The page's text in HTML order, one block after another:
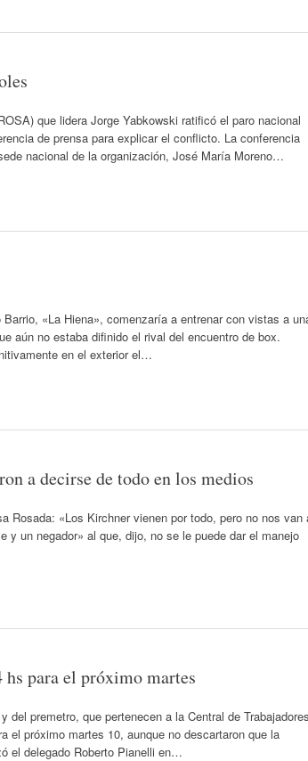
que lidera Jorge Yabkowski ratificó el paro nacional
de prensa para explicar el conflicto. La conferencia
nacional de la organización, José María Moreno…
«La Hiena», comenzaría a entrenar con vistas a
aún no estaba difinido el rival del encuentro de box.
en el exterior el…
a decirse de todo en los medios
Rosada: «Los Kirchner vienen por todo, pero no nos van
y un negador» al que, dijo, no se le puede dar el manejo
para el próximo martes
premetro, que pertenecen a la Central de
el próximo martes 10, aunque no descartaron que la
el delegado Roberto Pianelli en…